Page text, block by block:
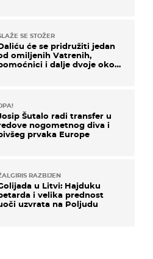
SE STOŽER
će se pridružiti jedan
omiljenih Vatrenih,
i dalje dvoje oko
Šutalo radi transfer u
nogometnog diva i
prvaka Europe
RAZBIJEN
u Litvi: Hajduku
i velika prednost
uzvrata na Poljudu